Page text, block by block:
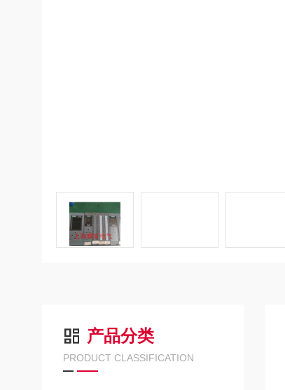
产品分类
PRODUCT CLASSIFICATION